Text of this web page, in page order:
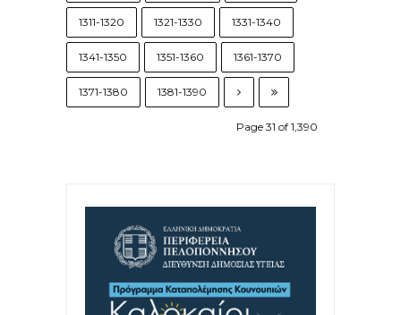
1311-1320 1321-1330 1331-1340
1341-1350 1351-1360 1361-1370
1371-1380 1381-1390
Page 31 of 1,390